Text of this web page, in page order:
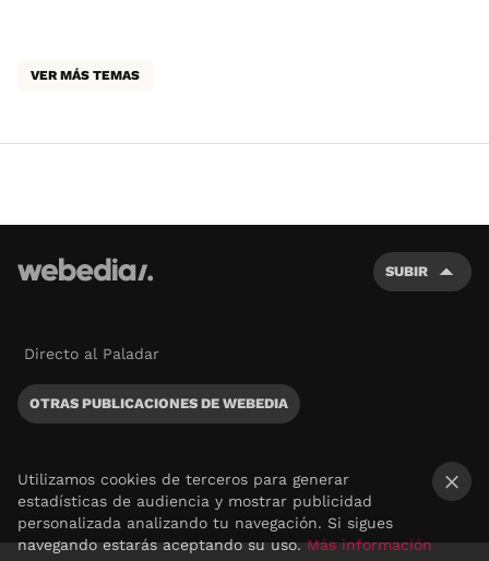
VER MÁS TEMAS
SUBIR
Directo al Paladar
OTRAS PUBLICACIONES DE WEBEDIA
Utilizamos cookies de terceros para generar
estadísticas de audiencia y mostrar publicidad
personalizada analizando tu navegación. Si sigues
navegando estarás aceptando su uso.Más información